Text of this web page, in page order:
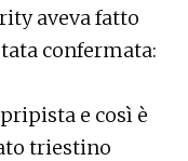
aveva fatto
confermata:
e così è
triestino